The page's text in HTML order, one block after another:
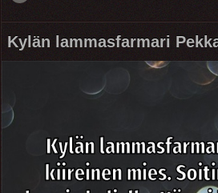
Kylän lammasfarmari